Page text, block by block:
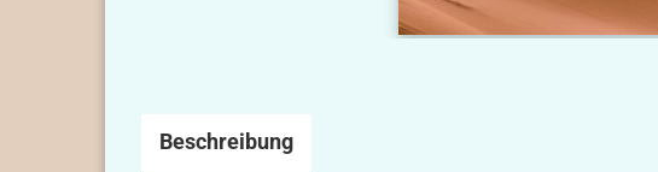
Beschreibung